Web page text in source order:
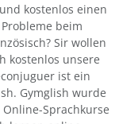
kostenlos einen
beim
Sir wollen
kostenlos unsere
ist ein
Gymglish wurde
Sprachkurse